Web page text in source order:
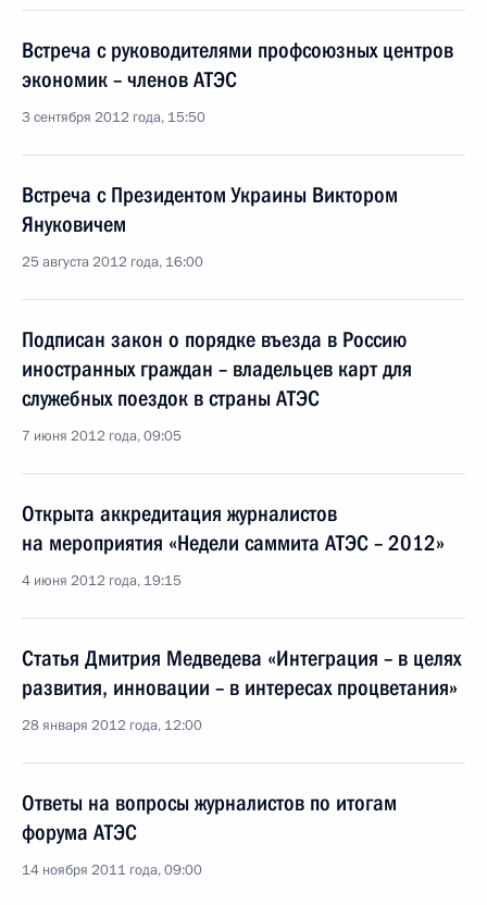
Встреча с руководителями профсоюзных центров
экономик – членов АТЭС
3 сентября 2012 года, 15:50
Встреча с Президентом Украины Виктором
Януковичем
25 августа 2012 года, 16:00
Подписан закон о порядке въезда в Россию
иностранных граждан – владельцев карт для
служебных поездок в страны АТЭС
7 июня 2012 года, 09:05
Открыта аккредитация журналистов
на мероприятия «Недели саммита АТЭС – 2012»
4 июня 2012 года, 19:15
Статья Дмитрия Медведева «Интеграция – в целях
развития, инновации – в интересах процветания»
28 января 2012 года, 12:00
Ответы на вопросы журналистов по итогам
форума АТЭС
14 ноября 2011 года, 09:00